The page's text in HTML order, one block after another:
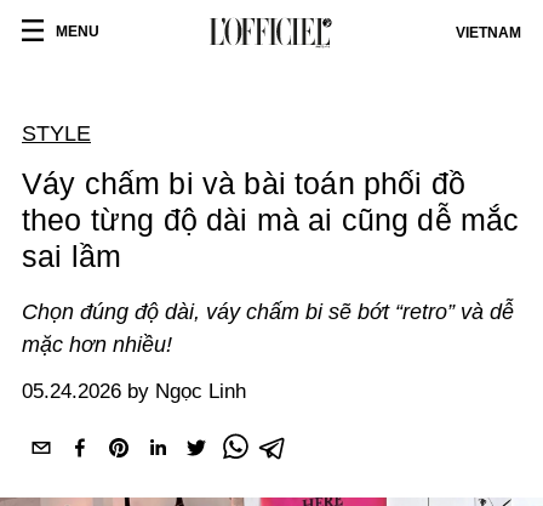
MENU VIETNAM
STYLE
Váy chấm bi và bài toán phối đồ
theo từng độ dài mà ai cũng dễ mắc
sai lầm
Chọn đúng độ dài, váy chấm bi sẽ bớt “retro” và dễ
mặc hơn nhiều!
05.24.2026 by Ngọc Linh